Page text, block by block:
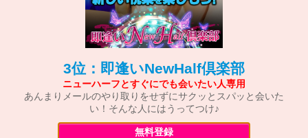
3位：即逢いNewHalf倶楽部
ニューハーフとすぐにでも会いたい人専用
あんまりメールのやり取りをせずにサクッとスパッと会いた
い！そんな人にはうってつけ♪
無料登録